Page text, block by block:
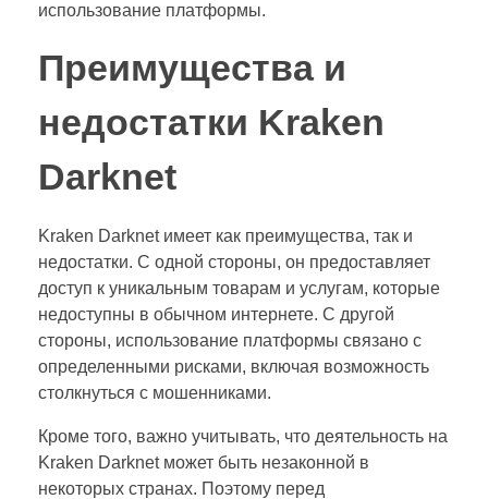
использование платформы.
Преимущества и
недостатки Kraken
Darknet
Kraken Darknet имеет как преимущества, так и
недостатки. С одной стороны, он предоставляет
доступ к уникальным товарам и услугам, которые
недоступны в обычном интернете. С другой
стороны, использование платформы связано с
определенными рисками, включая возможность
столкнуться с мошенниками.
Кроме того, важно учитывать, что деятельность на
Kraken Darknet может быть незаконной в
некоторых странах. Поэтому перед